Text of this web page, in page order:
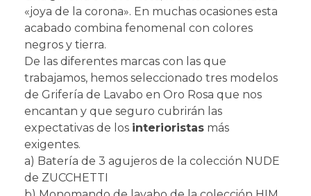
«joya de la corona». En muchas ocasiones esta
acabado combina fenomenal con colores
negros y tierra.
De las diferentes marcas con las que
trabajamos, hemos seleccionado tres modelos
de Grifería de Lavabo en Oro Rosa que nos
encantan y que seguro cubrirán las
expectativas de los interioristas más
exigentes.
a) Batería de 3 agujeros de la colección NUDE
de ZUCCHETTI